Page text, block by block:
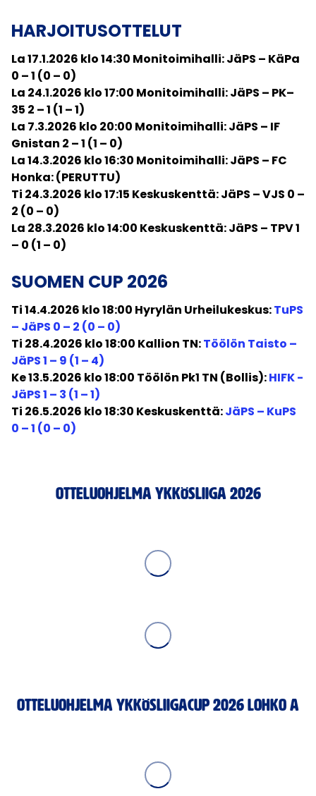
HARJOITUSOTTELUT
La 17.1.2026 klo 14:30 Monitoimihalli: JäPS – KäPa
0 – 1 (0 – 0)
La 24.1.2026 klo 17:00 Monitoimihalli: JäPS – PK–
35 2 – 1 (1 – 1)
La 7.3.2026 klo 20:00 Monitoimihalli: JäPS – IF
Gnistan 2 – 1 (1 – 0)
La 14.3.2026 klo 16:30 Monitoimihalli: JäPS – FC
Honka: (PERUTTU)
Ti 24.3.2026 klo 17:15 Keskuskenttä: JäPS – VJS 0 –
2 (0 – 0)
La 28.3.2026 klo 14:00 Keskuskenttä: JäPS – TPV 1
– 0 (1 – 0)
SUOMEN CUP 2026
Ti 14.4.2026 klo 18:00 Hyrylän Urheilukeskus:TuPS
– JäPS 0 – 2 (0 – 0)
Ti 28.4.2026 klo 18:00 Kallion TN:Töölön Taisto –
JäPS 1 – 9 (1 – 4)
Ke 13.5.2026 klo 18:00 Töölön Pk1 TN (Bollis):HIFK -
JäPS 1 – 3 (1 – 1)
Ti 26.5.2026 klo 18:30 Keskuskenttä:JäPS – KuPS
0 – 1 (0 – 0)
OTTELUOHJELMA YKKÖSLIIGA 2026
OTTELUOHJELMA YKKÖSLIIGACUP 2026 LOHKO A